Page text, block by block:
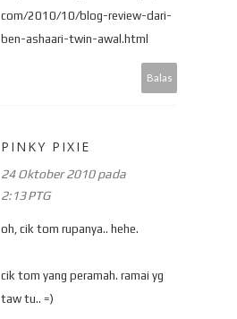
com/2010/10/blog-review-dari-
ben-ashaari-twin-awal.html
Balas
PINKY PIXIE
24 Oktober 2010 pada
2:13 PTG
oh, cik tom rupanya.. hehe.
cik tom yang peramah. ramai yg
taw tu.. =)